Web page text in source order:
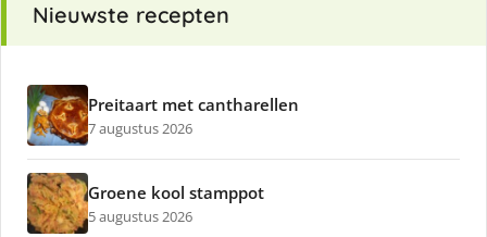
Nieuwste recepten
Preitaart met cantharellen
7 augustus 2026
Groene kool stamppot
5 augustus 2026